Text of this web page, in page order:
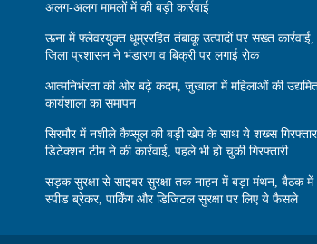
अलग-अलग मामलों में की बड़ी कार्रवाई
ऊना में फ्लेवरयुक्त धूम्ररहित तंबाकू उत्पादों पर सख्त कार्रवाई,
जिला प्रशासन ने भंडारण व बिक्री पर लगाई रोक
आत्मनिर्भरता की ओर बढ़े कदम, जुखाला में महिलाओं की
कार्यशाला का समापन
सिरमौर में नशीले कैप्सूल की बड़ी खेप के साथ ये शख्स
डिटेक्शन टीम ने की कार्रवाई, पहले भी हो चुकी गिरफ्तारी
सड़क सुरक्षा से साइबर सुरक्षा तक नाहन में बड़ा मंथन, बैठक में
स्पीड ब्रेकर, पार्किंग और डिजिटल सुरक्षा पर लिए ये फैसले